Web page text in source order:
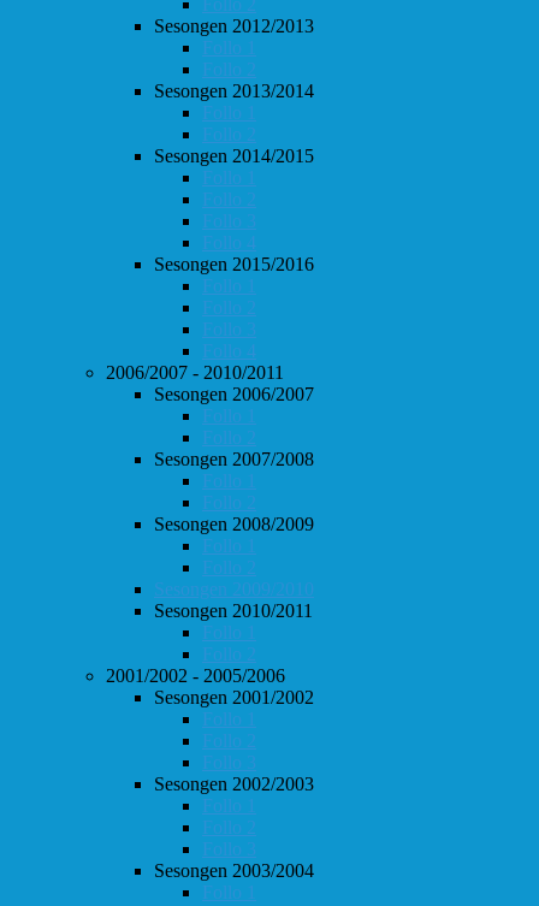
Sesongen 2012/2013
Follo 1
Follo 2
Sesongen 2013/2014
Follo 1
Follo 2
Sesongen 2014/2015
Follo 1
Follo 2
Follo 3
Follo 4
Sesongen 2015/2016
Follo 1
Follo 2
Follo 3
Follo 4
2006/2007 - 2010/2011
Sesongen 2006/2007
Follo 1
Follo 2
Sesongen 2007/2008
Follo 1
Follo 2
Sesongen 2008/2009
Follo 1
Follo 2
Sesongen 2009/2010
Sesongen 2010/2011
Follo 1
Follo 2
2001/2002 - 2005/2006
Sesongen 2001/2002
Follo 1
Follo 2
Follo 3
Sesongen 2002/2003
Follo 1
Follo 2
Follo 3
Sesongen 2003/2004
Follo 1